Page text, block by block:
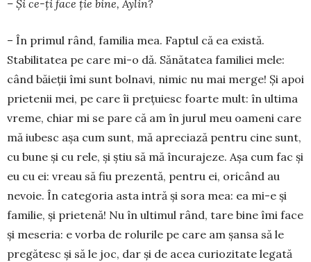
– Și ce-ți face ție bine, Aylin?
– În primul rând, familia mea. Faptul că ea exis­tă.
Stabilitatea pe care mi-o dă. Sănătatea familiei mele:
când băieții îmi sunt bolnavi, nimic nu mai merge! Și apoi
prietenii mei, pe care îi prețuiesc foarte mult: în ultima
vreme, chiar mi se pare că am în jurul meu oameni care
mă iubesc așa cum sunt, mă apreciază pentru cine sunt,
cu bune și cu rele, și știu să mă încurajeze. Așa cum fac și
eu cu ei: vreau să fiu prezentă, pentru ei, oricând au
nevoie. În cate­goria asta intră și sora mea: ea mi-e și
familie, și prietenă! Nu în ultimul rând, tare bine îmi face
și meseria: e vorba de rolurile pe care am șansa să le
pre­gătesc și să le joc, dar și de acea curiozitate lega­tă